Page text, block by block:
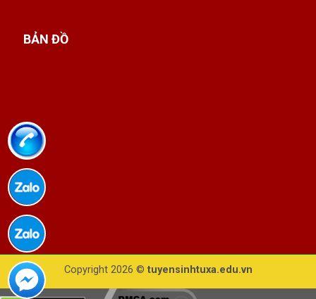
BẢN ĐỒ
Copyright 2026 © tuyensinhtuxa.edu.vn